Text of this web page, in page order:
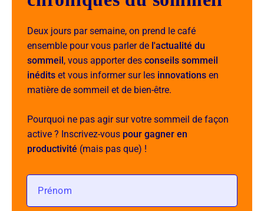
Deux jours par semaine, on prend le café
ensemble pour vous parler de l'actualité du
sommeil, vous apporter des conseils sommeil
inédits et vous informer sur les innovations en
matière de sommeil et de bien-être.
Pourquoi ne pas agir sur votre sommeil de façon
active ? Inscrivez-vous pour gagner en
productivité (mais pas que) !